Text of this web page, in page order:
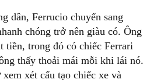
dân, Ferrucio chuyển sang
chóng trở nên giàu có. Ông
tiền, trong đó có chiếc Ferrari
thấy thoải mái mỗi khi lái nó.
xét cấu tạo chiếc xe và